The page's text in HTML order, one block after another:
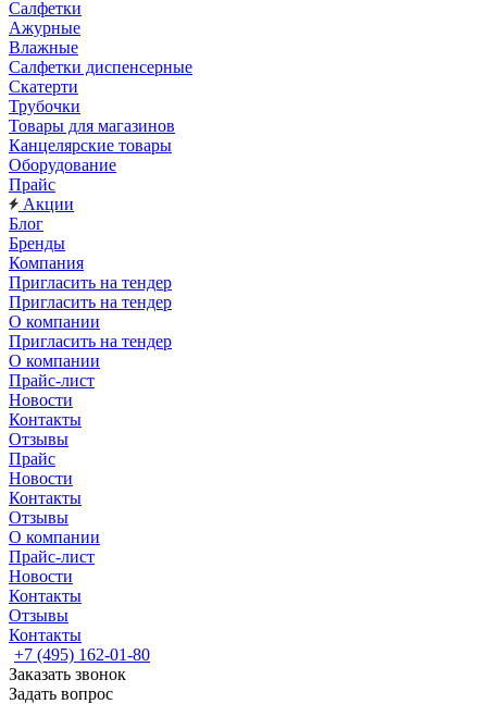
Салфетки
Ажурные
Влажные
Салфетки диспенсерные
Скатерти
Трубочки
Товары для магазинов
Канцелярские товары
Оборудование
Прайс
Акции
Блог
Бренды
Компания
Пригласить на тендер
Пригласить на тендер
О компании
Пригласить на тендер
О компании
Прайс-лист
Новости
Контакты
Отзывы
Прайс
Новости
Контакты
Отзывы
О компании
Прайс-лист
Новости
Контакты
Отзывы
Контакты
+7 (495) 162-01-80
Заказать звонок
Задать вопрос